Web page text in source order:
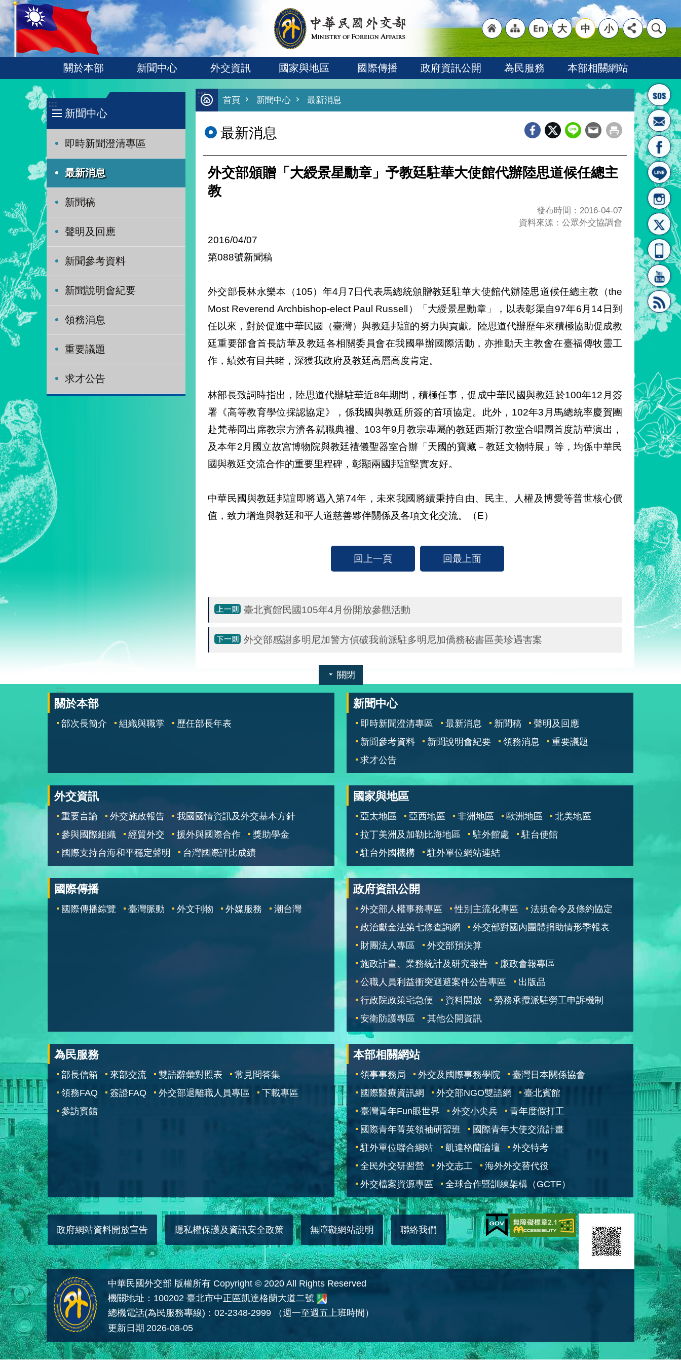
跳到主要內容區塊
:::
首頁
結]"
"網
站導
[連
"英
文語
大 中 小
關於本部 新聞中心 外交資訊 國家與地區 國際傳播 政府資訊公開 為民服務 本部相關網站
:::
新聞中心
即時新聞澄清專區
最新消息
新聞稿
聲明及回應
新聞參考資料
新聞說明會紀要
領務消息
重要議題
求才公告
:::
首頁 新聞中心 最新消息
最新消息
外交部頒贈「大綬景星勳章」予教廷駐華大使館代辦陸思道候任總主
教
發布時間：2016-04-07
資料來源：公眾外交協調會
2016/04/07
第088號新聞稿
外交部長林永樂本（105）年4月7日代表馬總統頒贈教廷駐華大使館代辦陸思道候任總主教（the
Most Reverend Archbishop-elect Paul Russell）「大綬景星勳章」，以表彰渠自97年6月14日到
任以來，對於促進中華民國（臺灣）與教廷邦誼的努力與貢獻。陸思道代辦歷年來積極協助促成教
廷重要部會首長訪華及教廷各相關委員會在我國舉辦國際活動，亦推動天主教會在臺福傳牧靈工
作，績效有目共睹，深獲我政府及教廷高層高度肯定。
林部長致詞時指出，陸思道代辦駐華近8年期間，積極任事，促成中華民國與教廷於100年12月簽
署《高等教育學位採認協定》，係我國與教廷所簽的首項協定。此外，102年3月馬總統率慶賀團
赴梵蒂岡出席教宗方濟各就職典禮、103年9月教宗專屬的教廷西斯汀教堂合唱團首度訪華演出，
及本年2月國立故宮博物院與教廷禮儀聖器室合辦「天國的寶藏－教廷文物特展」等，均係中華民
國與教廷交流合作的重要里程碑，彰顯兩國邦誼堅實友好。
中華民國與教廷邦誼即將邁入第74年，未來我國將續秉持自由、民主、人權及博愛等普世核心價
值，致力增進與教廷和平人道慈善夥伴關係及各項文化交流。（E）
回上一頁 回最上面
臺北賓館民國105年4月份開放參觀活動
外交部感謝多明尼加警方偵破我前派駐多明尼加僑務秘書區美珍遇害案
關閉
:::
關於本部
部次長簡介 組織與職掌 歷任部長年表
新聞中心
即時新聞澄清專區 最新消息 新聞稿
聲明及回應
新聞參考資料
新聞說明會紀要 領務消息
重要議題
求才公告
外交資訊
重要言論 外交施政報告
我國國情資訊及外交基本方針
參與國際組織
經貿外交 援外與國際合作
獎助學金
國際支持台海和平穩定聲明
台灣國際評比成績
國家與地區
亞太地區 亞西地區 非洲地區 歐洲地區
北美地區
拉丁美洲及加勒比海地區
駐外館處
駐台使館
駐台外國機構
駐外單位網站連結
國際傳播
國際傳播綜覽 臺灣脈動 外文刊物 外媒服務 潮台灣
政府資訊公開
外交部人權事務專區 性別主流化專區
法規命令及條約協定
政治獻金法第七條查詢網
外交部對國內團體捐助情形季報表
財團法人專區
外交部預決算
施政計畫、業務統計及研究報告
廉政會報專區
公職人員利益衝突迴避案件公告專區
出版品
行政院政策宅急便
資料開放
勞務承攬派駐勞工申訴機制
安衛防護專區
其他公開資訊
為民服務
部長信箱 來部交流 雙語辭彙對照表
常見問答集
領務FAQ
簽證FAQ 外交部退離職人員專區
下載專區
參訪賓館
本部相關網站
領事事務局 外交及國際事務學院
臺灣日本關係協會
國際醫療資訊網
外交部NGO雙語網
臺北賓館
臺灣青年Fun眼世界
外交小尖兵
青年度假打工
國際青年菁英領袖研習班
國際青年大使交流計畫
駐外單位聯合網站
凱達格蘭論壇
外交特考
全民外交研習營
外交志工
海外外交替代役
外交檔案資源專區
全球合作暨訓練架構（GCTF）
政府網站資料開放宣告 隱私權保護及資訊安全政策 無障礙網站說明 聯絡我們
中華民國外交部 版權所有 Copyright © 2020 All Rights Reserved
機關地址：100202 臺北市中正區凱達格蘭大道二號
總機電話(為民服務專線)：02-2348-2999 （週一至週五上班時間）
更新日期 2026-08-05